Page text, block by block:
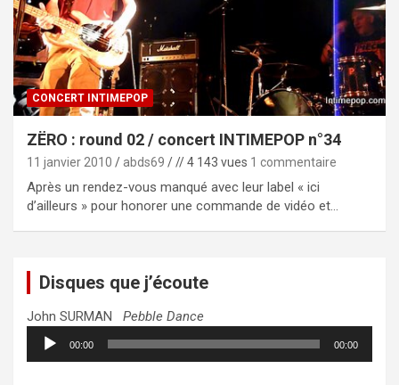
CONCERT INTIMEPOP
ZËRO : round 02 / concert INTIMEPOP n°34
11 janvier 2010 abds69 // 4 143 vues 1 commentaire
Après un rendez-vous manqué avec leur label « ici
d’ailleurs » pour honorer une commande de vidéo et…
Disques que j’écoute
John SURMAN Pebble Dance
Lecteur
audio
00:00 00:00